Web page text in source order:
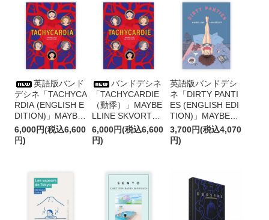
もっと見る
英語版バンド
デシネ「TACHYCA
RDIA (ENGLISH E
DITION)」MAYBE
LLINE SKVORTZO
FF（メイベリン・
スクヴォルツォ
6,000円(税込6,600
円)
バンドデシネ
「TACHYCARDIE
（動悸）」MAYBE
LLINE SKVORTZO
FF（メイベリン・
スクヴォルツォ
フ）
6,000円(税込6,600
円)
英語版バンドデシ
ネ「DIRTY PANTI
ES (ENGLISH EDI
TION)」MAYBELLI
NE SKVORTZOFF
（メイベリン・ス
クヴォルツォフ）
3,700円(税込4,070
円)